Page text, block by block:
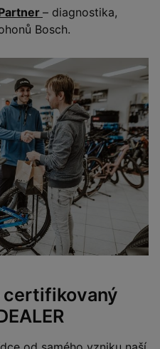
– diagnostika,
Bosch.
certifikovaný